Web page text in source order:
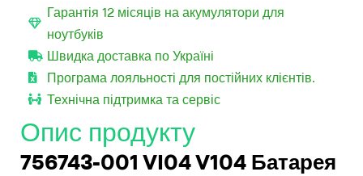
Гарантія 12 місяців на акумулятори для
ноутбуків
Швидка доставка по Україні
Програма лояльності для постійних клієнтів.
Технічна підтримка та сервіс
Опис продукту
756743-001 VI04 V104 Батарея